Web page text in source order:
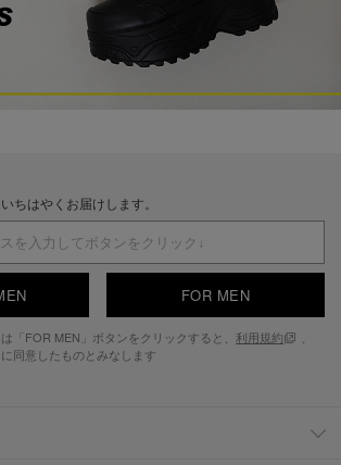
ちはやくお届けします。
FOR MEN
「FOR MEN」ボタンをクリックすると、 利用規約
に同意したものとみなします